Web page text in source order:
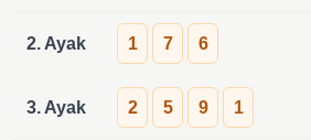
2. Ayak 1 7 6
3. Ayak 2 5 9 1